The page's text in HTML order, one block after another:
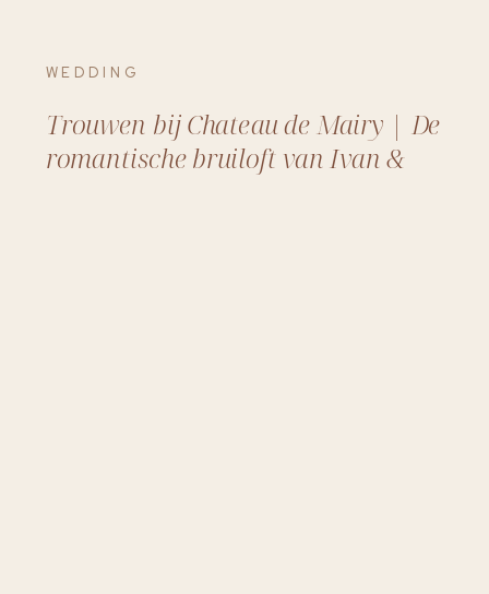
Trouwen bij Chateau de Mairy | De
romantische bruiloft van Ivan &
WEDDING